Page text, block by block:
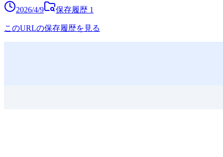
2026/4/9 保存履歴 1
このURLの保存履歴を見る